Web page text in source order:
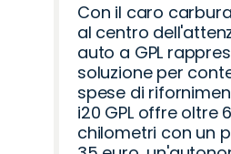
Con il caro
al centro
auto a GPL
soluzione per
spese di
i20 GPL offre oltre
chilometri con un